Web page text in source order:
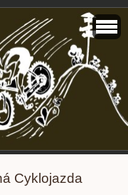
Cyklojazda